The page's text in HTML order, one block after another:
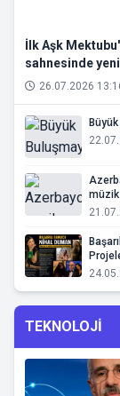
İlk Aşk
sahnesinde
26.07.2026
müzik
TEKNOLOJİ